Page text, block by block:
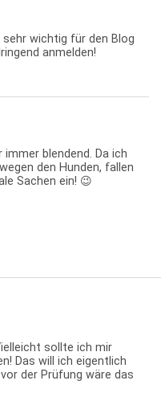
wichtig für den Blog
anmelden!
blendend. Da ich
den Hunden, fallen
Sachen ein! 😉
sollte ich mir
Das will ich eigentlich
der Prüfung wäre das